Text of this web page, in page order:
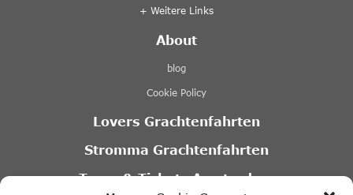
+ Weitere Links
About
blog
Cookie Policy
Lovers Grachtenfahrten
Stromma Grachtenfahrten
Tours & Tickets Amsterdam